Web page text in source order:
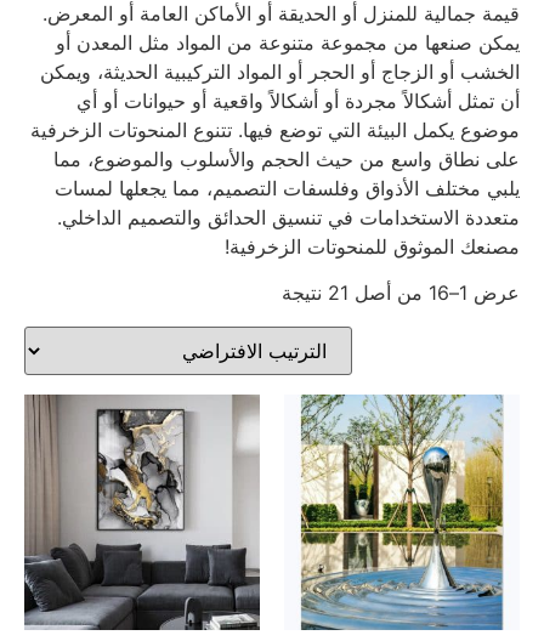
قيمة جمالية للمنزل أو الحديقة أو الأماكن العامة أو المعرض.
يمكن صنعها من مجموعة متنوعة من المواد مثل المعدن أو
الخشب أو الزجاج أو الحجر أو المواد التركيبية الحديثة، ويمكن
أن تمثل أشكالاً مجردة أو أشكالاً واقعية أو حيوانات أو أي
موضوع يكمل البيئة التي توضع فيها. تتنوع المنحوتات الزخرفية
على نطاق واسع من حيث الحجم والأسلوب والموضوع، مما
يلبي مختلف الأذواق وفلسفات التصميم، مما يجعلها لمسات
متعددة الاستخدامات في تنسيق الحدائق والتصميم الداخلي.
مصنعك الموثوق للمنحوتات الزخرفية!
عرض 1–16 من أصل 21 نتيجة